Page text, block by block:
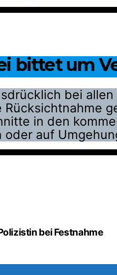
bittet um
bei
in den
auf
bei Festnahme